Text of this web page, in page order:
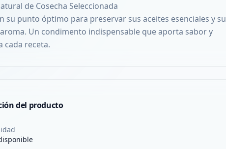
de Cosecha Seleccionada
su punto óptimo para preservar sus aceites esenciales y su
Un condimento indispensable que aporta sabor y
cada receta.
del producto